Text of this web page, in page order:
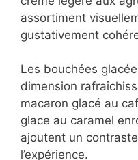
moelleuses.
option sophistiquée.
entre crème
chocolat ou crème
créer un assortiment
gustativement